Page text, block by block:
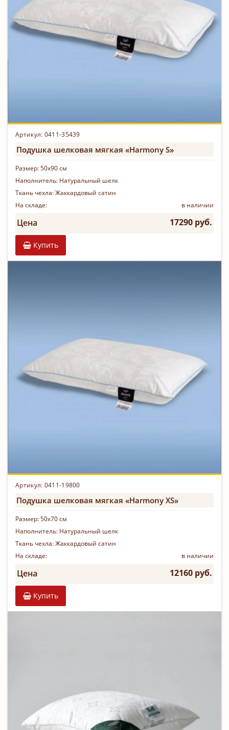
Артикул: 0411-35439
Подушка шелковая мягкая «Harmony S»
Размер:50х90 см
Наполнитель: Натуральный шелк
Ткань чехла:Жаккардовый сатин
На складе:
в наличии
Цена 17290 руб.
Купить
Артикул: 0411-19800
Подушка шелковая мягкая «Harmony XS»
Размер:50х70 см
Наполнитель: Натуральный шелк
Ткань чехла:Жаккардовый сатин
На складе:
в наличии
Цена 12160 руб.
Купить